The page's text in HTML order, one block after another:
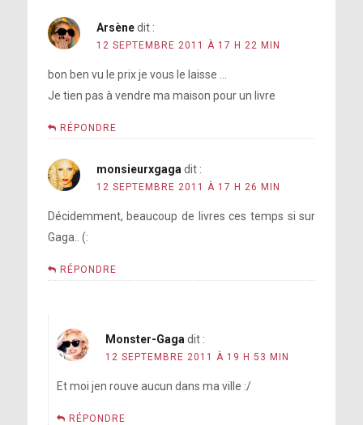
Arsène dit :
12 SEPTEMBRE 2011 À 17 H 22 MIN
bon ben vu le prix je vous le laisse …
Je tien pas à vendre ma maison pour un livre
RÉPONDRE
monsieurxgaga dit :
12 SEPTEMBRE 2011 À 17 H 26 MIN
Décidemment, beaucoup de livres ces temps si sur
Gaga.. (:
RÉPONDRE
Monster-Gaga dit :
12 SEPTEMBRE 2011 À 19 H 53 MIN
Et moi jen rouve aucun dans ma ville :/
RÉPONDRE